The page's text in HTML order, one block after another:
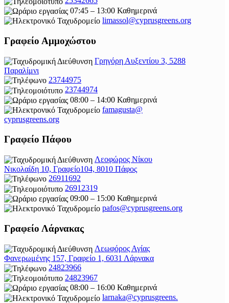
07:45 – 13:00 Καθημερινά
limassol@cyprusgreens.org
Γραφείο Αμμοχώστου
Γρηγόρη Αυξεντίου 3, 5288
Παραλίμνι
23744975
23744974
08:00 – 14:00 Καθημερινά
famagusta@
cyprusgreens.org
Γραφείο Πάφου
Λεοφώρος Νίκου
Νικολαίδη 10, Γραφείο104, 8010 Πάφος
26911692
26912319
09:00 – 15:00 Καθημερινά
pafos@cyprusgreens.org
Γραφείο Λάρνακας
Λεωφόρος Αγίας
Φανερωμένης 157, Γραφείο 1, 6031 Λάρνακα
24823966
24823967
08:00 – 16:00 Καθημερινά
larnaka@cyprusgreens.